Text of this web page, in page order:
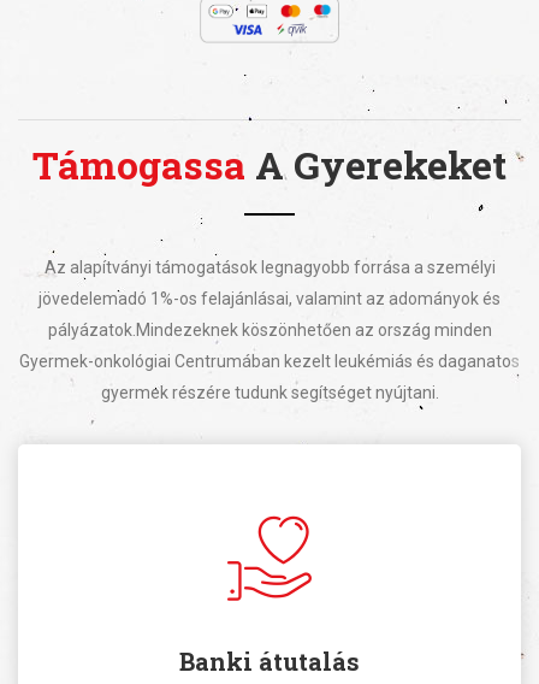
Támogassa A Gyerekeket
Az alapítványi támogatások legnagyobb forrása a személyi
jövedelemadó 1%-os felajánlásai, valamint az adományok és
pályázatok. Mindezeknek köszönhetően az ország minden
Gyermek-onkológiai Centrumában kezelt leukémiás és daganatos
gyermek részére tudunk segítséget nyújtani.
Banki átutalás